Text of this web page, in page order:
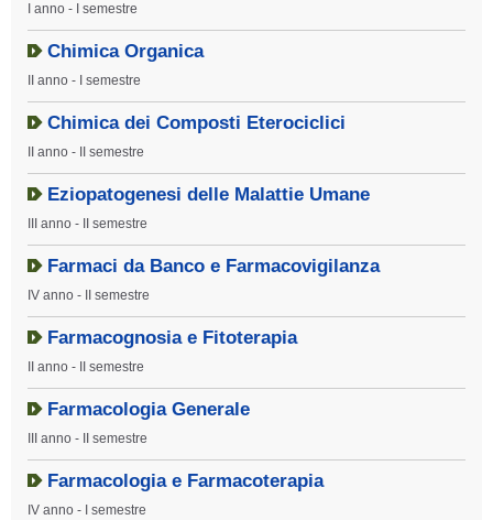
I anno - I semestre
Chimica Organica
II anno - I semestre
Chimica dei Composti Eterociclici
II anno - II semestre
Eziopatogenesi delle Malattie Umane
III anno - II semestre
Farmaci da Banco e Farmacovigilanza
IV anno - II semestre
Farmacognosia e Fitoterapia
II anno - II semestre
Farmacologia Generale
III anno - II semestre
Farmacologia e Farmacoterapia
IV anno - I semestre